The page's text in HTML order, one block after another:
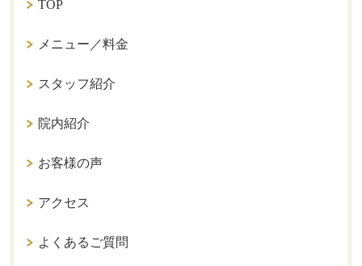
TOP
メニュー／料金
スタッフ紹介
院内紹介
お客様の声
アクセス
よくあるご質問